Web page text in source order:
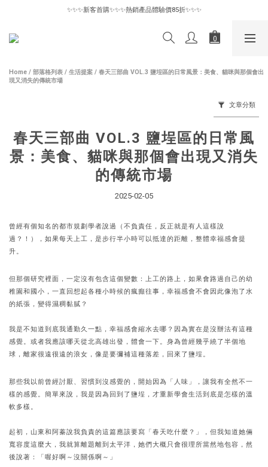
✨✨✨新客首購✨✨✨熱銷產品體驗價85折✨✨✨
✨✨✨新客首購✨✨✨熱銷產品體驗價85折✨✨✨
Home / 部落格列表 / 生活提案 / 春天三部曲 VOL.3 鹽埕區的日常風景：美食、貓咪與那個會出
現又消失的傳統市場
文章分類
春天三部曲 VOL.3 鹽埕區的日常風
景：美食、貓咪與那個會出現又消失
的傳統市場
2025-02-05
曾經有個知名的都市規劃學者說過（不負責任，反正就是有人這樣說
過？！），如果每天上工，是步行半小時可以抵達的距離，整體幸福感會提
升。
但那個研究裡面，一定沒有包含這個變數：上工的路上，如果會路過自己的幼
稚園和國小，一直回想起各種小時候的瘋癲往事，幸福感會不會因此像泡了水
的紙張，變得濕稠黏膩？
我是不知道到底我通勤久一點，幸福感會縮水去哪？因為實在是沒辦法有這種
感覺。或者我應該哪天從北高雄出發，體會一下。身為曾經幾乎繞了半個地
球，離家很遠很遠的浪女，像是要彌補這種落差，回來了鹽埕。
那些我以前曾經討厭、習慣到沒感覺的，開始因為「人味」，讓我有全然不一
樣的感覺。簡單來說，我是因為回到了鹽埕，才重新學會生活到底是怎樣的溫
軟多樣。
起初，山東和阿蓁說我負責的這篇應該要寫「春天吃什麼？」，但我知道她倆
寬容度這麼大，我就算離題離到太平洋，她們大概只會很理所當然地包容，然
後說著：「喔好啊～沒關係啊～」